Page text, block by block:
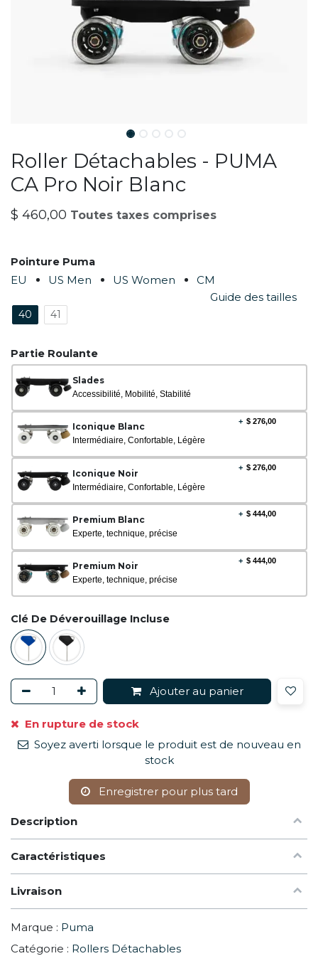
Roller Détachables - PUMA
CA Pro Noir Blanc
$ 460,00 Toutes taxes comprises
Pointure Puma
EU US Men US Women
CM
Guide des tailles
40 41
Partie Roulante
Slades
Accessibilité, Mobilité, Stabilité
Iconique Blanc
Intermédiaire, Confortable, Légère
+ $ 276,00
Iconique Noir
Intermédiaire, Confortable, Légère
+ $ 276,00
Premium Blanc
Experte, technique, précise
+ $ 444,00
Premium Noir
Experte, technique, précise
+ $ 444,00
Clé De Déverouillage Incluse
Ajouter au panier
En rupture de stock
Soyez averti lorsque le produit est de nouveau en
stock
Enregistrer pour plus tard
Description
Caractéristiques
Livraison
Marque : Puma
Catégorie : Rollers Détachables